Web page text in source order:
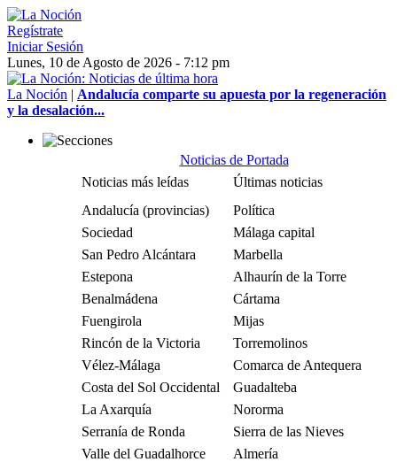
Regístrate
Iniciar Sesión
Lunes, 10 de Agosto de 2026 - 7:12 pm
La Noción | Andalucía comparte su apuesta por la regeneración
y la desalación...
Noticias de Portada
Noticias más leídas
Últimas noticias
Andalucía (provincias)
Política
Sociedad
Málaga capital
San Pedro Alcántara
Marbella
Estepona
Alhaurín de la Torre
Benalmádena
Cártama
Fuengirola
Mijas
Rincón de la Victoria
Torremolinos
Vélez-Málaga
Comarca de Antequera
Costa del Sol Occidental
Guadalteba
La Axarquía
Nororma
Serranía de Ronda
Sierra de las Nieves
Valle del Guadalhorce
Almería